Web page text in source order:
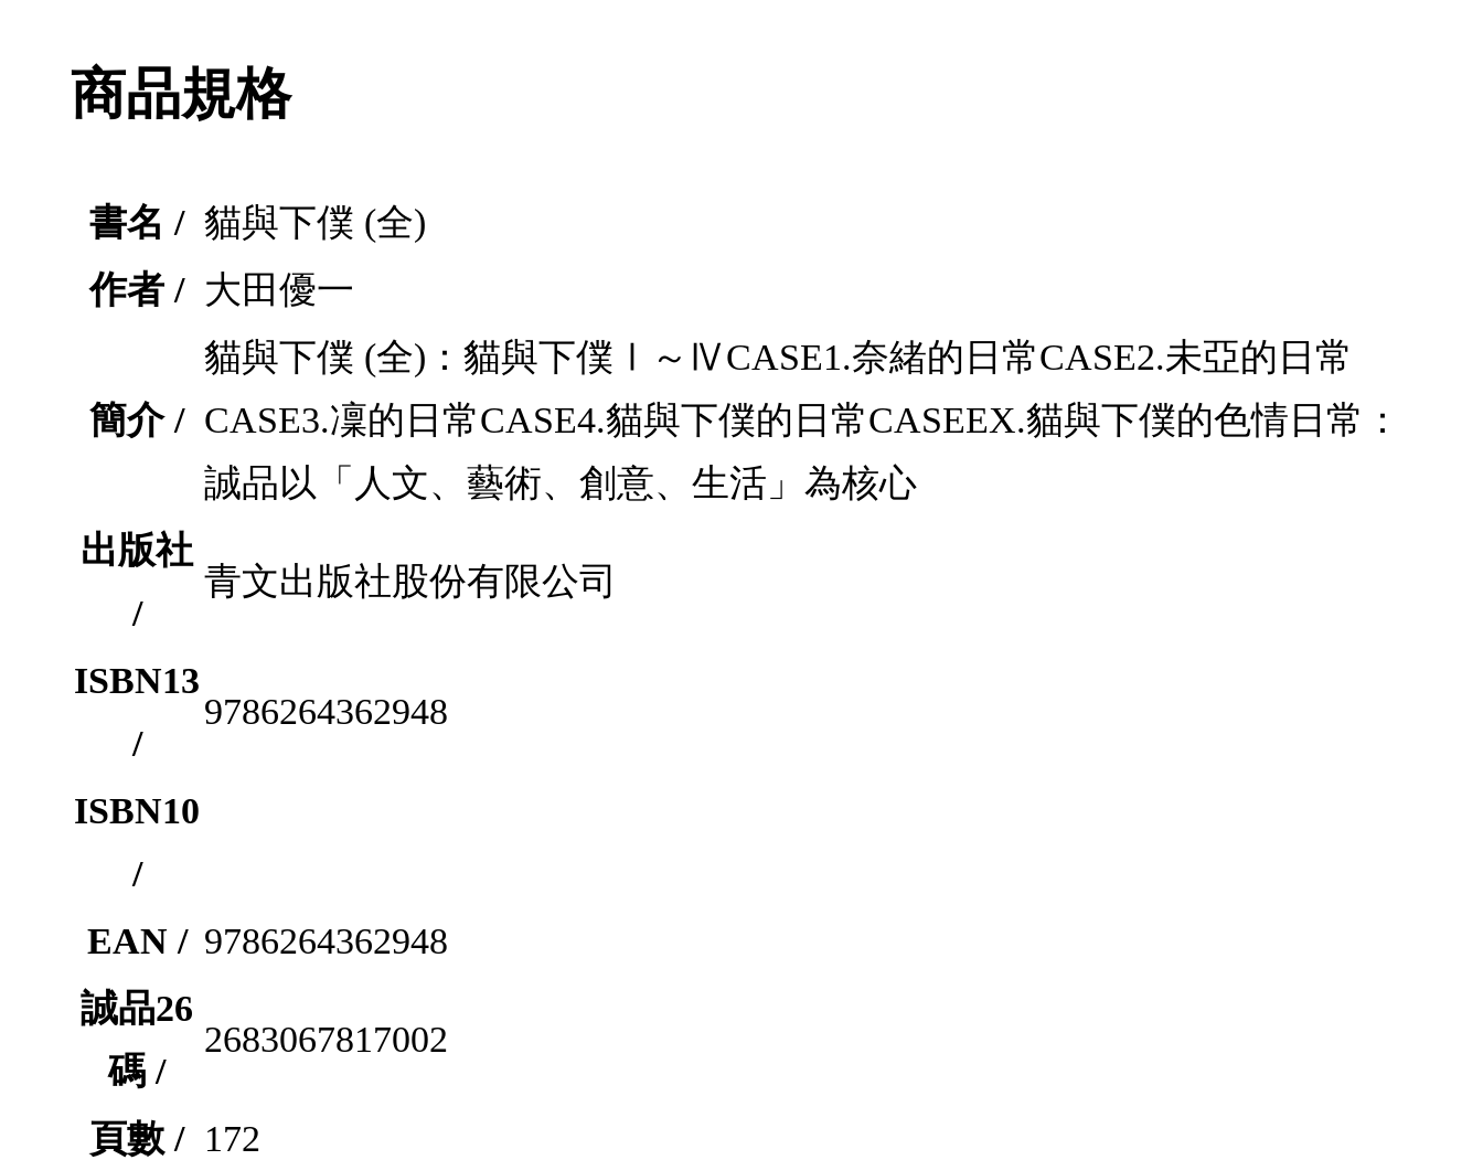
商品規格
書名 / 貓與下僕 (全)
作者 / 大田優一
簡介 /
貓與下僕 (全)：貓與下僕Ⅰ～ⅣCASE1.奈緒的日常CASE2.未亞的日常
CASE3.凜的日常CASE4.貓與下僕的日常CASEEX.貓與下僕的色情日常：
誠品以「人文、藝術、創意、生活」為核心
出版社
/
青文出版社股份有限公司
ISBN13
/
9786264362948
ISBN10
/
EAN / 9786264362948
誠品26
碼 /
2683067817002
頁數 / 172